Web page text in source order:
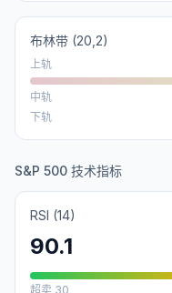
布林带 (20,2)
上轨
中轨
下轨
S&P 500 技术指标
RSI (14)
90.1
超卖 30